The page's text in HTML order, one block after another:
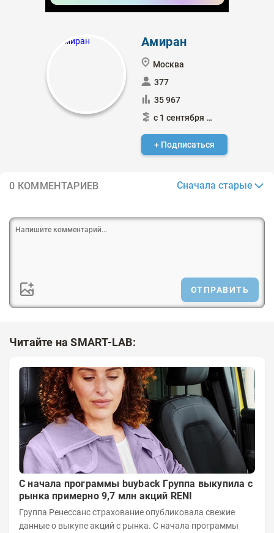
Амиран
Москва
377
35 967
с 1 сентября 2016
+ Подписаться
0 КОММЕНТАРИЕВ Сначала старые
ОТПРАВИТЬ
Читайте на SMART-LAB:
С начала программы buyback Группа выкупила с
рынка примерно 9,7 млн акций RENI
Группа Ренессанс страхование опубликовала свежие
данные о выкупе акций с рынка. C начала программы